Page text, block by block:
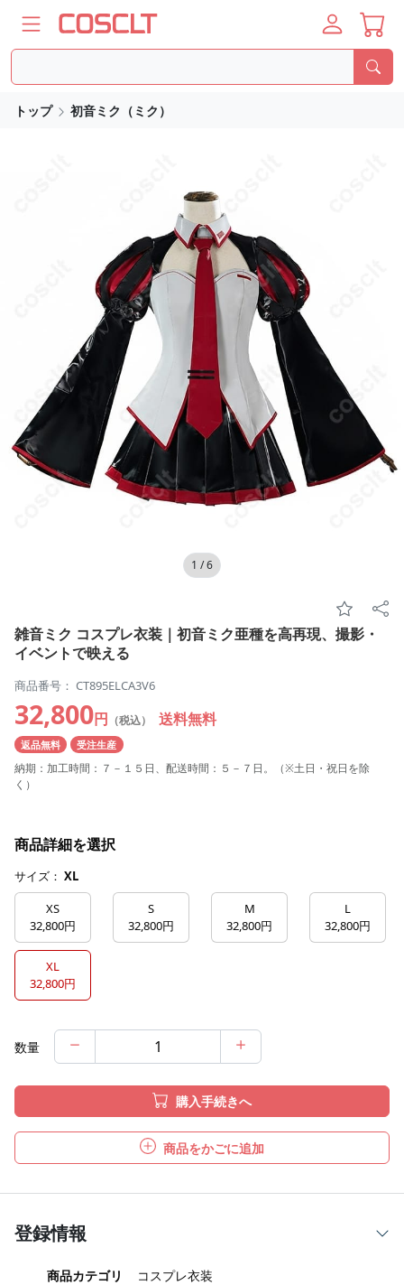
トップ 初音ミク（ミク）
1 /6
雑音ミク コスプレ衣装｜初音ミク亜種を高再現、撮影・
イベントで映える
商品番号： CT895ELCA3V6
32,800円 （税込） 送料無料
返品無料 受注生産
納期：加工時間：７－１５日、配送時間：５－７日。（※土日・祝日を除
く）
商品詳細を選択
サイズ： XL
XS
32,800円
S
32,800円
M
32,800円
L
32,800円
XL
32,800円
数量
購入手続きへ
商品をかごに追加
登録情報
商品カテゴリ
コスプレ衣装